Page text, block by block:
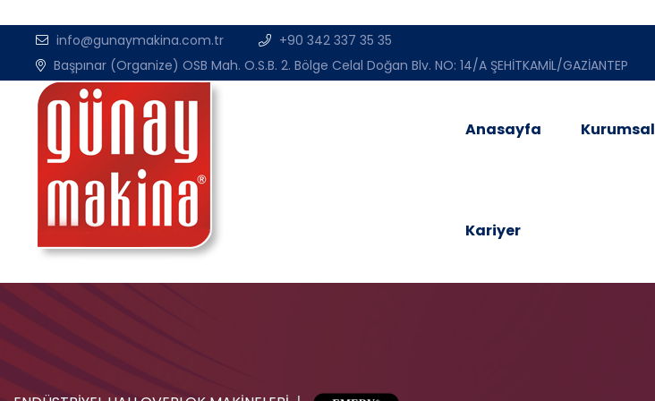
info@gunaymakina.com.tr
+90 342 337 35 35
Başpınar (Organize) OSB Mah. O.S.B. 2. Bölge Celal Doğan Blv. NO: 14/A ŞEHİTKAMİL/GAZİANTEP
Anasayfa Kurumsal
Kariyer